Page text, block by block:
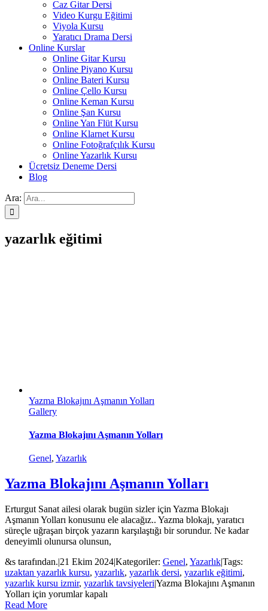
Caz Gitar Dersi
Video Kurgu Eğitimi
Viyola Kursu
Yaratıcı Drama Dersi
Online Kurslar
Online Gitar Kursu
Online Piyano Kursu
Online Bateri Kursu
Online Çello Kursu
Online Keman Kursu
Online Şan Kursu
Online Yan Flüt Kursu
Online Klarnet Kursu
Online Fotoğrafçılık Kursu
Online Yazarlık Kursu
Ücretsiz Deneme Dersi
Blog
Ara:
yazarlık eğitimi
Yazma Blokajını Aşmanın Yolları
Gallery
Yazma Blokajını Aşmanın Yolları
Genel, Yazarlık
Yazma Blokajını Aşmanın Yolları
Erturgut Sanat ailesi olarak bugün sizler için Yazma Blokajı
Aşmanın Yolları konusunu ele alacağız.. Yazma blokajı, yaratıcı
süreçle uğraşan birçok yazarın karşılaştığı bir sorundur. Ne kadar
deneyimli olunursa olunsun,
&s tarafından.|21 Ekim 2024|Kategoriler: Genel, Yazarlık|Tags:
uzaktan yazarlık kursu, yazarlık, yazarlık dersi, yazarlık eğitimi,
yazarlık kursu izmir, yazarlık tavsiyeleri|Yazma Blokajını Aşmanın
Yolları için yorumlar kapalı
Read More